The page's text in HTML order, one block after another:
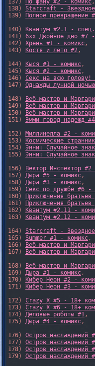
137)
По фану #2 - комикс,
138) Starcraft -
139)
Полное превращение
140)
Квантум #2.1 -
141) 6xx Двойное дно #7
142) Хрень #1 - комикс,
143)
Костя и лето #2,
144)
Кыся #1 - комикс,
145)
Кыся #2 - комикс,
146) Секс на всю голову!
147) Однажды лунной
148)
Веб-мастер и
149)
Веб-мастер и
150)
Веб-мастер и
151) Эмми город надежд #4
152) Миллинелла #2 -
153)
Космические
154) Энни: Случайное
155) Энни: Случайное
156)
Вектор Инспектор
157) Дыра #5 - комикс,
158) Дыра #3 - комикс,
159) Секс по дружбе #6 -
160)
Приключения
161)
Приключения
162)
Квантум #2.11 -
163)
Квантум #2.12 -
164) Starcraft -
165) Summer #1 - комикс,
166)
Веб-мастер и
167)
Веб-мастер и
168)
Веб-мастер и
169) Дыра #1 - комикс,
170)
Кибер Неон #2 -
171)
Кибер Неон #3 -
172) Crazy X #5 - 18+
173) Crazy X #6 - 18+
174) Деловые роботы #1,
175) Дыра #4 - комикс,
176) Остров наслаждений
177) Остров наслаждений
178) Остров наслаждений
179) Остров наслаждений